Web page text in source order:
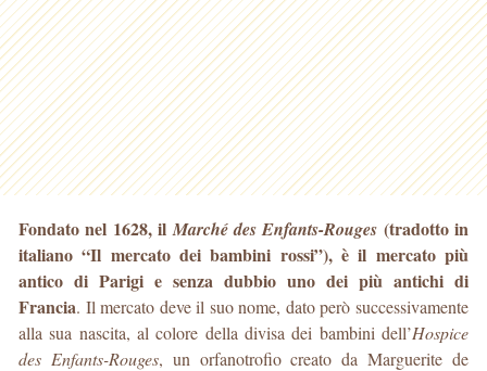
Fondato nel 1628, il Marché des Enfants-Rouges (tradotto in
italiano “Il mercato dei bambini rossi”), è il mercato più
antico di Parigi e senza dubbio uno dei più antichi di
Francia. Il mercato deve il suo nome, dato però successivamente
alla sua nascita, al colore della divisa dei bambini dell’Hospice
des Enfants-Rouges, un orfanotrofio creato da Marguerite de